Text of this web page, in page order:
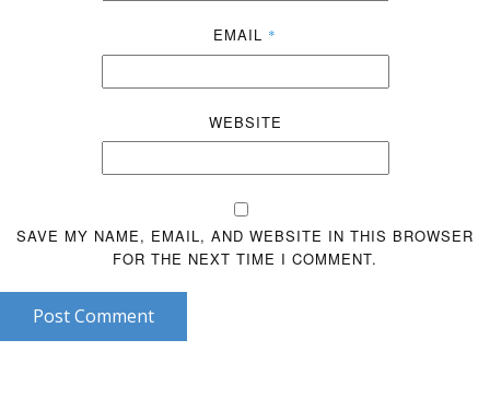
EMAIL *
WEBSITE
SAVE MY NAME, EMAIL, AND WEBSITE IN THIS BROWSER
FOR THE NEXT TIME I COMMENT.
Post Comment